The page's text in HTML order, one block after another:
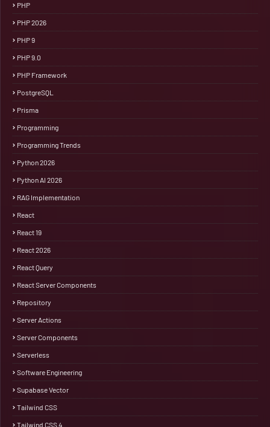
PHP
PHP 2026
PHP 9
PHP 9.0
PHP Framework
PostgreSQL
Prisma
Programming
Programming Trends
Python 2026
Python AI 2026
RAG Implementation
React
React 19
React 2026
React Query
React Server Components
Repository
Server Actions
Server Components
Serverless
Software Engineering
Supabase Vector
Tailwind CSS
Tailwind CSS 4